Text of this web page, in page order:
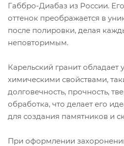
Габбро-Диабаз из России.
оттенок преображается в
после полировки, делая
неповторимым.
Карельский гранит
химическими свойствами,
долговечность, прочность,
обработка, что делает его
для создания памятников и
При оформлении